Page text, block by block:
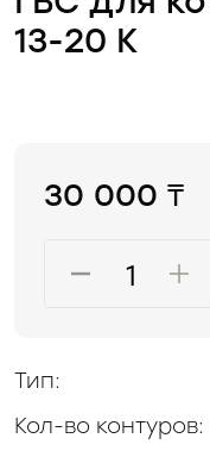
13-20 К
30 000 ₸
Тип:
Кол-во контуров: